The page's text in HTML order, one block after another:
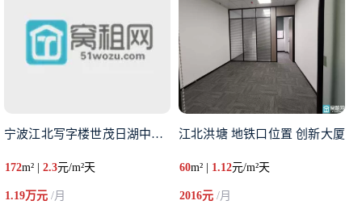
宁波江北写字楼世茂日湖中心17
172m² | 2.3元/m²天
1.19万元 /月
江北洪塘 地铁口位置 创新大厦
60m² | 1.12元/m²天
2016元/月